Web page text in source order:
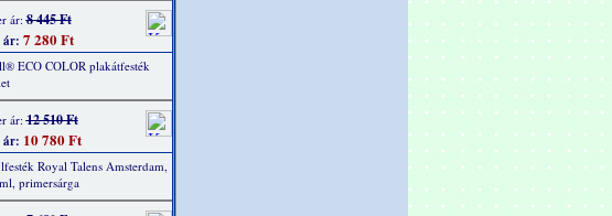
ár:8 445 Ft
ár: 7 280 Ft
ECO COLOR plakátfesték
ár:12 510 Ft
ár: 10 780 Ft
Royal Talens Amsterdam,
primersárga